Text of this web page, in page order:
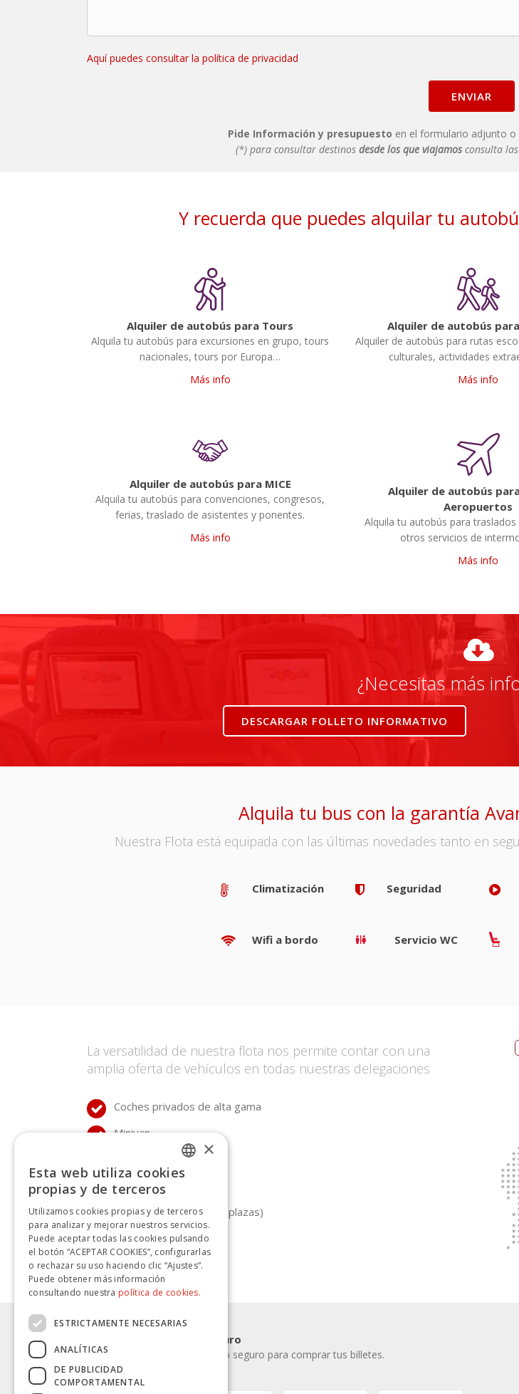
Aquí puedes consultar la política de privacidad
Pide Información y presupuesto en el formulario adjunto o
(*) para consultar destinos desde los que viajamosconsulta las
Y recuerda que puedes alquilar tu
Alquiler de autobús para Tours
Alquila tu autobús para excursiones en grupo, tours
nacionales, tours por Europa…
Más info
Alquiler de autobús
Alquiler de autobús para rutas
culturales, actividades
Más info
Alquiler de autobús para MICE
Alquila tu autobús para convenciones, congresos,
ferias, traslado de asistentes y ponentes.
Más info
Alquiler de autobús
Aeropuertos
Alquila tu autobús para
otros servicios de
Más info
¿Necesitas más
DESCARGAR FOLLETO INFORMATIVO
Alquila tu bus con la garantía
Nuestra Flota está equipada con las últimas novedades tanto en
Climatización Seguridad
Wifi a bordo Servicio WC
La versatilidad de nuestra flota nos permite contar con una
amplia oferta de vehículos en todas nuestras delegaciones
Coches privados de alta gama
Minivan
Midibús
Autobuses (de 30 a 70 plazas)
Autobús Todoterreno
Pago rápido y seguro
Elige la forma de pago seguro para comprar tus billetes.
SPANISH
×
Esta web utiliza cookies
propias y de terceros
Utilizamos cookies propias y de terceros
para analizar y mejorar nuestros servicios.
Puede aceptar todas las cookies pulsando
el botón “ACEPTAR COOKIES”, configurarlas
o rechazar su uso haciendo clic “Ajustes”.
Puede obtener más información
consultando nuestra política de cookies.
ESTRICTAMENTE NECESARIAS
ANALÍTICAS
DE PUBLICIDAD
COMPORTAMENTAL